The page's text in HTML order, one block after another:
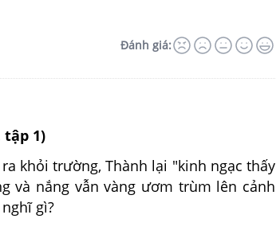
Đánh giá:
tập 1)
khỏi trường, Thành lại "kinh ngạc thấy
và nắng vẫn vàng ươm trùm lên cảnh
gì?